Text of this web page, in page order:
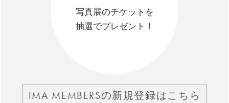
写真展のチケットを
抽選でプレゼント！
IMA MEMBERSの新規登録はこちら